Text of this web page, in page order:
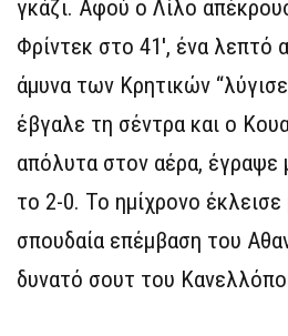
γκάζι. Αφού ο Λίλο
Φρίντεκ στο 41′, ένα λεπτό
άμυνα των Κρητικών
έβγαλε τη σέντρα και ο
απόλυτα στον αέρα, έγραψε
το 2-0. Το ημίχρονο έκλεισε
σπουδαία επέμβαση του
δυνατό σουτ του